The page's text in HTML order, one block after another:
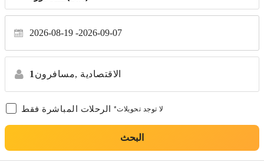
2026-08-19 2026-09-07
1 مسافرون, الاقتصادية
الرحلات المباشرة فقط *لا توجد تحويلات
البحث